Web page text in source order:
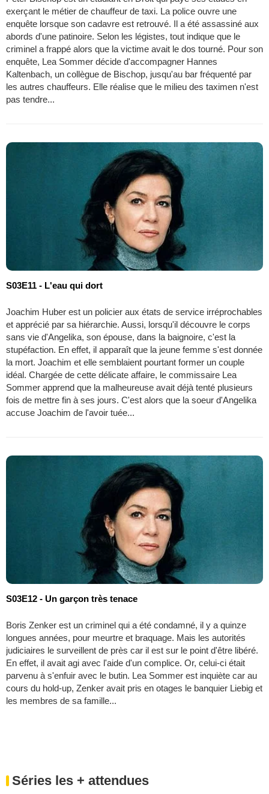
exerçant le métier de chauffeur de taxi. La police ouvre une
enquête lorsque son cadavre est retrouvé. Il a été assassiné aux
abords d'une patinoire. Selon les légistes, tout indique que le
criminel a frappé alors que la victime avait le dos tourné. Pour son
enquête, Lea Sommer décide d'accompagner Hannes
Kaltenbach, un collègue de Bischop, jusqu'au bar fréquenté par
les autres chauffeurs. Elle réalise que le milieu des taximen n'est
pas tendre...
S03E11 - L'eau qui dort
Joachim Huber est un policier aux états de service irréprochables
et apprécié par sa hiérarchie. Aussi, lorsqu'il découvre le corps
sans vie d'Angelika, son épouse, dans la baignoire, c'est la
stupéfaction. En effet, il apparaît que la jeune femme s'est donnée
la mort. Joachim et elle semblaient pourtant former un couple
idéal. Chargée de cette délicate affaire, le commissaire Lea
Sommer apprend que la malheureuse avait déjà tenté plusieurs
fois de mettre fin à ses jours. C'est alors que la soeur d'Angelika
accuse Joachim de l'avoir tuée...
S03E12 - Un garçon très tenace
Boris Zenker est un criminel qui a été condamné, il y a quinze
longues années, pour meurtre et braquage. Mais les autorités
judiciaires le surveillent de près car il est sur le point d'être libéré.
En effet, il avait agi avec l'aide d'un complice. Or, celui-ci était
parvenu à s'enfuir avec le butin. Lea Sommer est inquiète car au
cours du hold-up, Zenker avait pris en otages le banquier Liebig et
les membres de sa famille...
Séries les + attendues